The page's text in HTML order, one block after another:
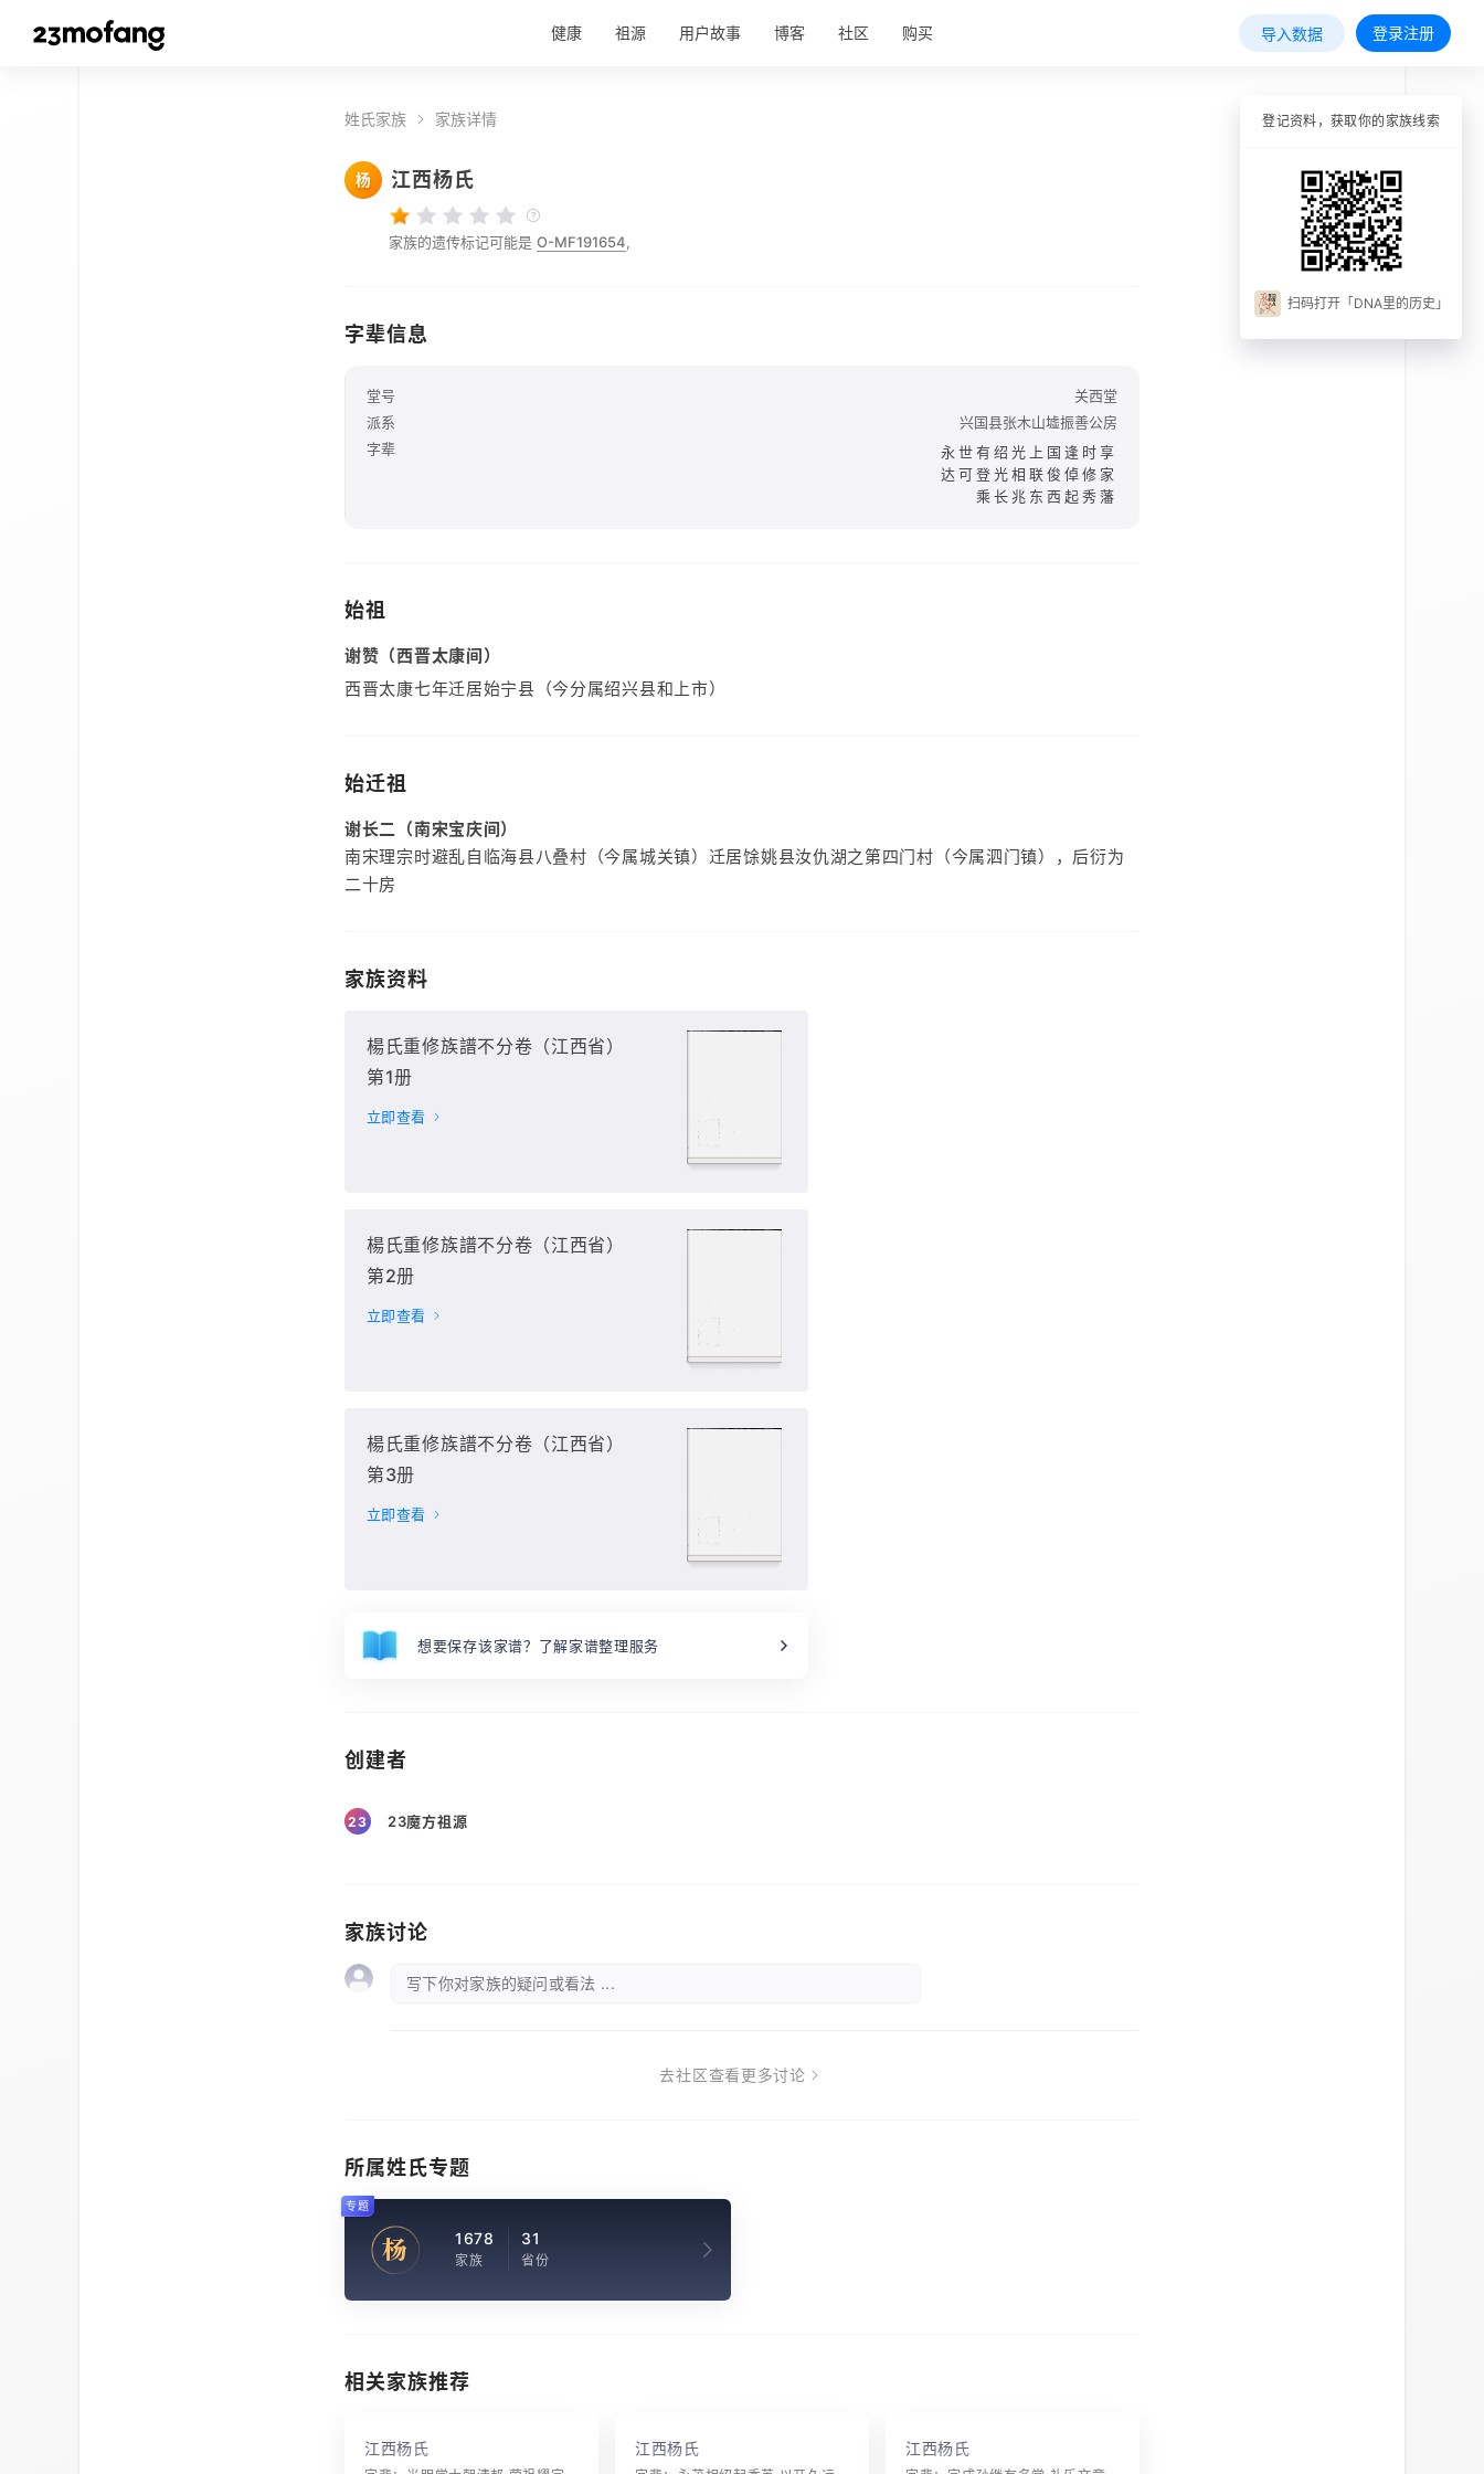
健康 祖源 用户故事 博客 社区 购买 导入数据 登录注册
姓氏家族 家族详情
杨 江西杨氏
家族的遗传标记可能是 O-MF191654,
字辈信息
堂号
关西堂
派系
兴国县张木山墟振善公房
字辈
永世有绍光上国逢时享
达可登光相联俊倬修家
乘长兆东西起秀藩
始祖
谢赞（西晋太康间）
西晋太康七年迁居始宁县（今分属绍兴县和上市）
始迁祖
谢长二（南宋宝庆间）
南宋理宗时避乱自临海县八叠村（今属城关镇）迁居馀姚县汝仇湖之第四门村（今属泗门镇），后衍为
二十房
家族资料
楊氏重修族譜不分卷（江西省）
第1册
立即查看
楊氏重修族譜不分卷（江西省）
第2册
立即查看
楊氏重修族譜不分卷（江西省）
第3册
立即查看
想要保存该家谱？了解家谱整理服务
创建者
23 23魔方祖源
家族讨论
写下你对家族的疑问或看法 ...
去社区查看更多讨论
所属姓氏专题
杨 1678
家族
31
省份
专题
相关家族推荐
江西杨氏 江西杨氏 江西杨氏
登记资料，获取你的家族线索
扫码打开「DNA里的历史」